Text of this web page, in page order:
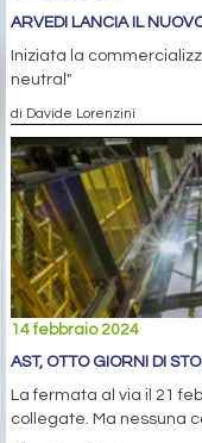
ARVEDI LANCIA IL
Iniziata la
neutral"
di Davide Lorenzini
14 febbraio 2024
AST, OTTO GIORNI DI
La fermata al via il 21
collegate. Ma nessuna